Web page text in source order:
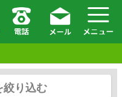
絞り込む